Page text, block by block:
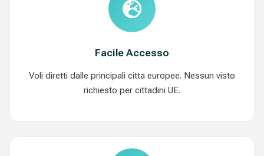
Facile Accesso
Voli diretti dalle principali citta europee. Nessun visto
richiesto per cittadini UE.